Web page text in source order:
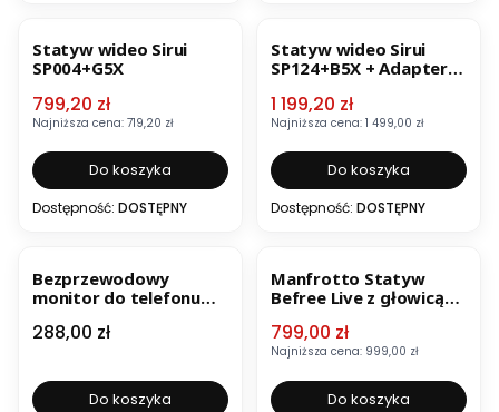
Statyw wideo Sirui
SP004+G5X
Cena promocyjna
799,20 zł
Najniższa cena: 719,20 zł
Do koszyka
Dostępność: DOSTĘPNY
Statyw wideo Sirui
SP124+B5X + Adapter
Cena promocyjna
1 199,20 zł
Najniższa cena: 1 499,00 zł
Do koszyka
Dostępność: DOSTĘPNY
Bezprzewodowy
monitor do telefonu
do Vlogów)
Cena
288,00 zł
Do koszyka
Manfrotto Statyw
Befree Live z głowicą
Cena promocyjna
799,00 zł
Najniższa cena: 999,00 zł
Do koszyka